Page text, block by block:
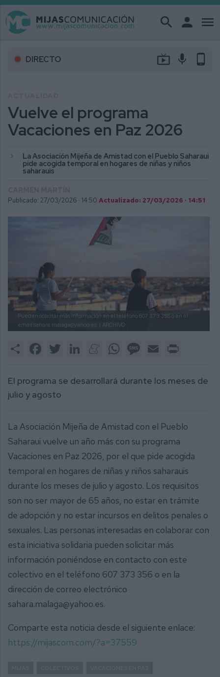
search person menu
DIRECTO live_tv mic phone_android
Vuelve el programa
Vacaciones en Paz 2026
La Asociación Mijeña de Amistad con el Pueblo Saharaui
pide acogida temporal en hogares de niñas y niños
saharauis
Publicado: 27/03/2026 · 14:50 Actualizado: 27/03/2026 · 14:51
Pueden solicitar más información en el teléfono 607 373 356 o en el
email sahara.malaga@yahoo.es. | ARCHIVO.
Share FacebookTwitter LinkedInMeneameWhatsAppMessage
Email
El programa se desarrollará durante los meses de
julio y agosto
La Asociación Mijeña de Amistad con el Pueblo
Saharaui vuelve un año más con su programa
Vacaciones en Paz 2026, por el que pide acogida
temporal en hogares de niñas y niños saharauis
durante los meses de julio y agosto. Los requisitos
son no ser mayor de 65 años, no estar en trámite
de adopción y no estar incursos en delitos penales o
sexuales. Las personas interesadas en colaborar con
esta iniciativa solidaria pueden solicitar más
información poniéndose en contacto con este
colectivo en el teléfono 607 373 356 o en la
dirección de correo electrónico
sahara.malaga@yahoo.es.
Comparte esta noticia desde el siguiente enlace:
https://mijascom.com/?a=37559